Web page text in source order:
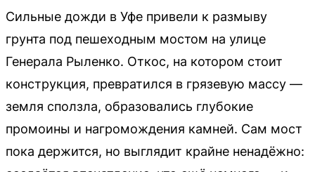
Сильные дожди в Уфе привели к размыву
грунта под пешеходным мостом на улице
Генерала Рыленко. Откос, на котором стоит
конструкция, превратился в грязевую массу —
земля сползла, образовались глубокие
промоины и нагромождения камней. Сам мост
пока держится, но выглядит крайне ненадёжно: